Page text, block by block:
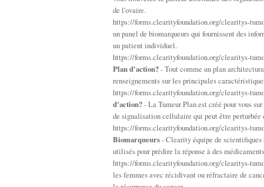
de l'ovaire.
https://forms.clearityfoundation.org/clearitys-
un panel de biomarqueurs qui fournissent des
un patient individuel.
https://forms.clearityfoundation.org/clearitys-
Plan d'action?- Tout comme un plan
renseignements sur les principales
https://forms.clearityfoundation.org/clearitys-
d'action?- La Tumeur Plan est créé pour vous
de signalisation cellulaire qui peut être perturbée
https://forms.clearityfoundation.org/clearitys-
Biomarqueurs- Clearity équipe de
utilisés pour prédire la réponse à des
https://forms.clearityfoundation.org/clearitys-
les femmes avec récidivant ou réfractaire de